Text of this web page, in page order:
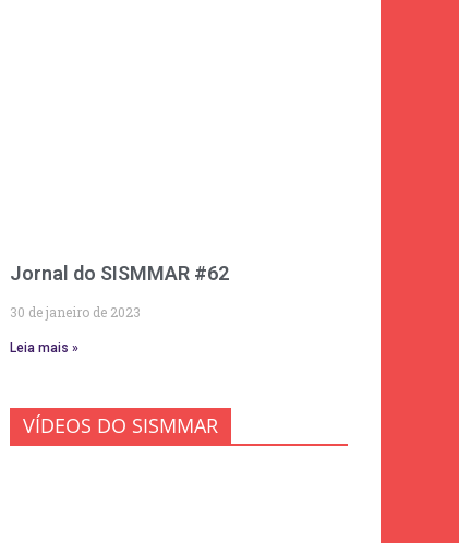
Jornal do SISMMAR #62
30 de janeiro de 2023
Leia mais »
VÍDEOS DO SISMMAR